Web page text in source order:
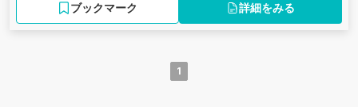
ブックマーク 詳細をみる
1